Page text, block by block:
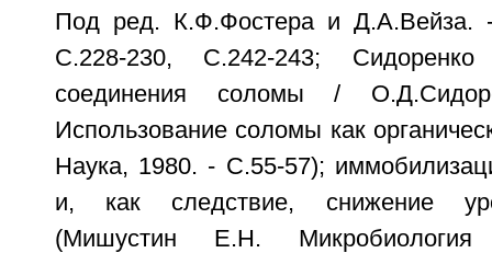
Под ред. К.Ф.Фостера и
С.228-230, С.242-243;
соединения соломы /
Использование соломы как
Наука, 1980. - С.55-57);
и, как следствие, снижение
(Мишустин Е.Н.